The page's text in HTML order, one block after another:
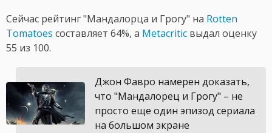
Сейчас рейтинг "Мандалорца и Грогу" на Rotten
Tomatoes составляет 64%, а Metacritic выдал оценку
55 из 100.
Джон Фавро намерен доказать,
что "Мандалорец и Грогу" – не
просто еще один эпизод сериала
на большом экране